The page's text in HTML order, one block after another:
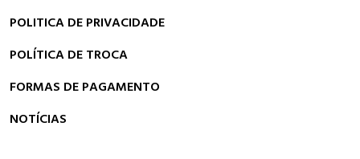
POLITICA DE PRIVACIDADE
POLÍTICA DE TROCA
FORMAS DE PAGAMENTO
NOTÍCIAS